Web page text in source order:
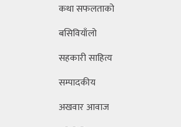
कथा सफलताको
बसिवियाँलो
सहकारी साहित्य
सम्पादकीय
अखवार आवाज